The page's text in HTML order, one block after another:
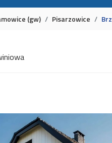
(gw) Pisarzowice